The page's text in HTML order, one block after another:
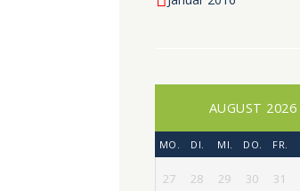
AUGUST 2026
MO. DI. MI. DO. FR.
27 28 29 30 31